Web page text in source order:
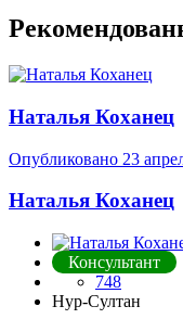
Наталья Коханец
Опубликовано 23
Наталья Коханец
Консультант
748
Нур-Султан